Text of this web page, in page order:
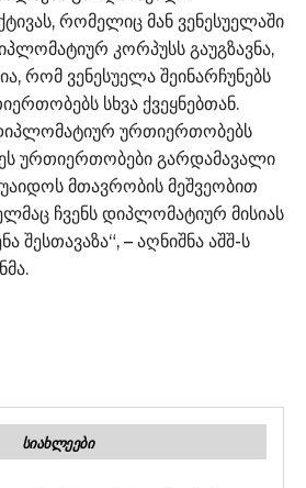
რომელიც მან ვენესუელაში
კორპუსს გაუგზავნა,
რომ ვენესუელა შეინარჩუნებს
სხვა ქვეყნებთან.
დიპლომატიურ ურთიერთობებს
ურთიერთობები გარდამავალი
მთავრობის მეშვეობით
ჩვენს დიპლომატიურ მისიას
შესთავაზა“, – აღნიშნა აშშ-ს
ᲡᲘᲐᲮᲚᲔᲔᲑᲘ